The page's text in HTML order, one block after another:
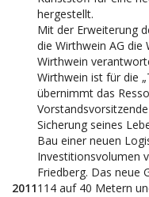
hergestellt.
Mit der Erweiterung
die Wirthwein AG die
Wirthwein
Wirthwein ist für die
übernimmt das
Sicherung seines
2011
Bau einer neuen
Investitionsvolumen
Friedberg. Das neue
114 auf 40 Metern